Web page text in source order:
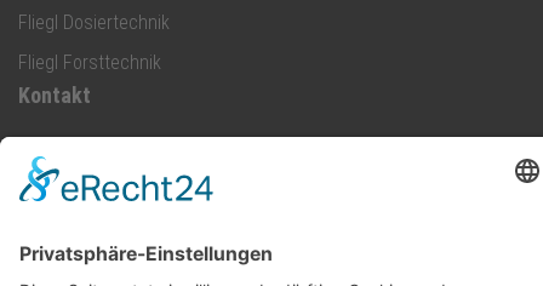
Fliegl Dosiertechnik
Fliegl Forsttechnik
Kontakt
Oberpöllnitzer Straße 8
D - 07819 Triptis
Tel: +49 (0) 36482/830-0